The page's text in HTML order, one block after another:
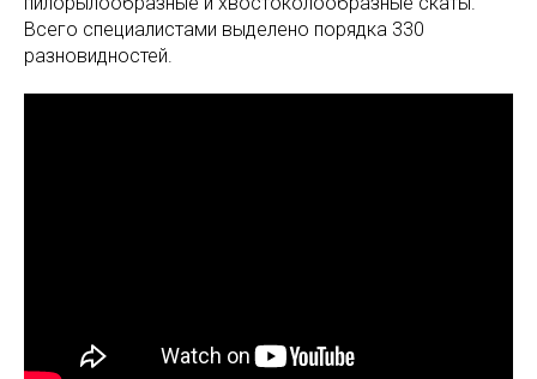
Всего специалистами выделено порядка 330
разновидностей.